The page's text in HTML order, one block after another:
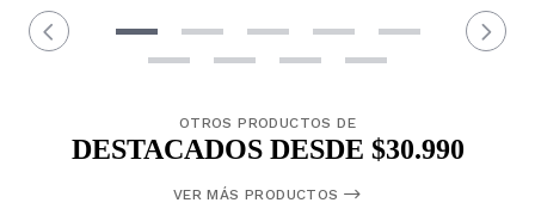
OTROS PRODUCTOS DE
DESTACADOS DESDE $30.990
VER MÁS PRODUCTOS